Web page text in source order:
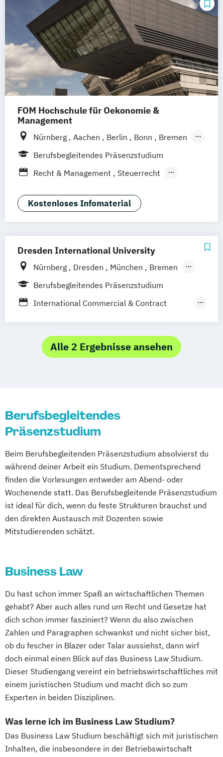
FOM Hochschule für Oekonomie &
Management
Nürnberg Aachen Berlin Bonn
Bremen
Dortmund Duisburg Düsseldorf
Köln
Mannheim München Münster
Neuss Siegen Stuttgart Wesel
Wuppertal Augsburg Kassel
Gütersloh Hagen Karlsruhe
Saarbrücken Mainz Arnsberg
Digitales Live Studium (DLS) Wien
Berufsbegleitendes Präsenzstudium
Recht & Management
Steuerrecht
Wirtschaftsrecht Vertiefung Notariat
Kostenloses Infomaterial
Dresden International University
Nürnberg Dresden München
Bremen
Berlin
Hamburg Leipzig Köln
Berufsbegleitendes Präsenzstudium
International Commercial & Contract
Compliance und Risikomanagement
Alle 2 Ergebnisse ansehen
Berufsbegleitendes
Präsenzstudium
Beim Berufsbegleitenden Präsenzstudium absolvierst du
während deiner Arbeit ein Studium. Dementsprechend
finden die Vorlesungen entweder am Abend- oder
Wochenende statt. Das Berufsbegleitende Präsenzstudium
ist ideal für dich, wenn du feste Strukturen brauchst und
den direkten Austausch mit Dozenten sowie
Mitstudierenden schätzt.
Business Law
Du hast schon immer Spaß an wirtschaftlichen Themen
gehabt? Aber auch alles rund um Recht und Gesetze hat
dich schon immer fasziniert? Wenn du also zwischen
Zahlen und Paragraphen schwankst und nicht sicher bist,
ob du fescher in Blazer oder Talar aussiehst, dann wirf
doch einmal einen Blick auf das Business Law Studium.
Dieser Studiengang vereint ein betriebswirtschaftliches mit
einem juristischen Studium und macht dich so zum
Experten in beiden Disziplinen.
Was lerne ich im Business Law Studium?
Das Business Law Studium beschäftigt sich mit juristischen
Inhalten, die insbesondere in der Betriebswirtschaft